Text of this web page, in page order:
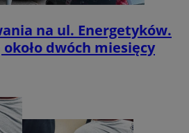
na ul. Energetyków.
dwóch miesięcy